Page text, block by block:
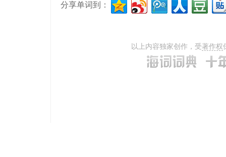
分享单词到：
以上内容独家创作，受著作权